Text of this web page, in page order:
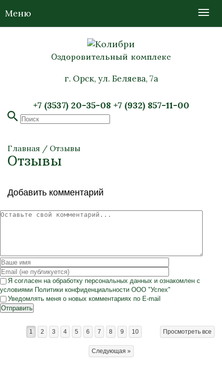
Оздоровительный комплекс
г. Орск, ул. Беляева, 7а
+7 (3537) 20-35-08 +7 (932) 857-11-00
Меню
Главная / Отзывы
Отзывы
Добавить комментарий
Я согласен на обработку персональных данных и ознакомлен с
условиями Политики конфиденциальности ООО "Успех"
Уведомлять меня о новых комментариях по E-mail
Отправить
Просмотреть все
1 2 3 4 5 6 7 8 9 10
Следующая »